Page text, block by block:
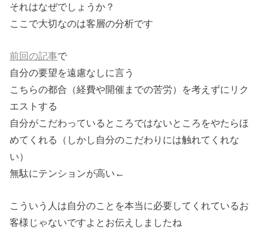
それはなぜでしょうか？
ここで大切なのは客層の分析です
前回の記事で
自分の要望を遠慮なしに言う
こちらの都合（経費や開催までの苦労）を考えずにリク
エストする
自分がこだわっているところではないところをやたらほ
めてくれる（しかし自分のこだわりには触れてくれな
い）
無駄にテンションが高い←
こういう人は自分のことを本当に必要してくれているお
客様じゃないですよとお伝えしましたね